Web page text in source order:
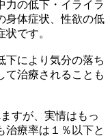
力の低下・イライラ
身体症状、性欲の低
です。
下により気分の落ち
て治療されることも
すが、実情はもっ
治療率は１％以下と